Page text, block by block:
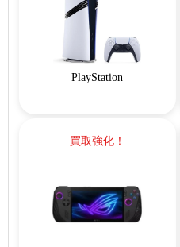
PlayStation
買取強化！